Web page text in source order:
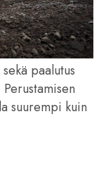
paalutus
suurempi kuin